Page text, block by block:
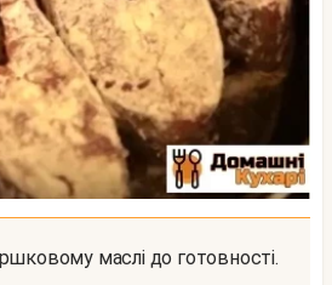
маслі до готовності.